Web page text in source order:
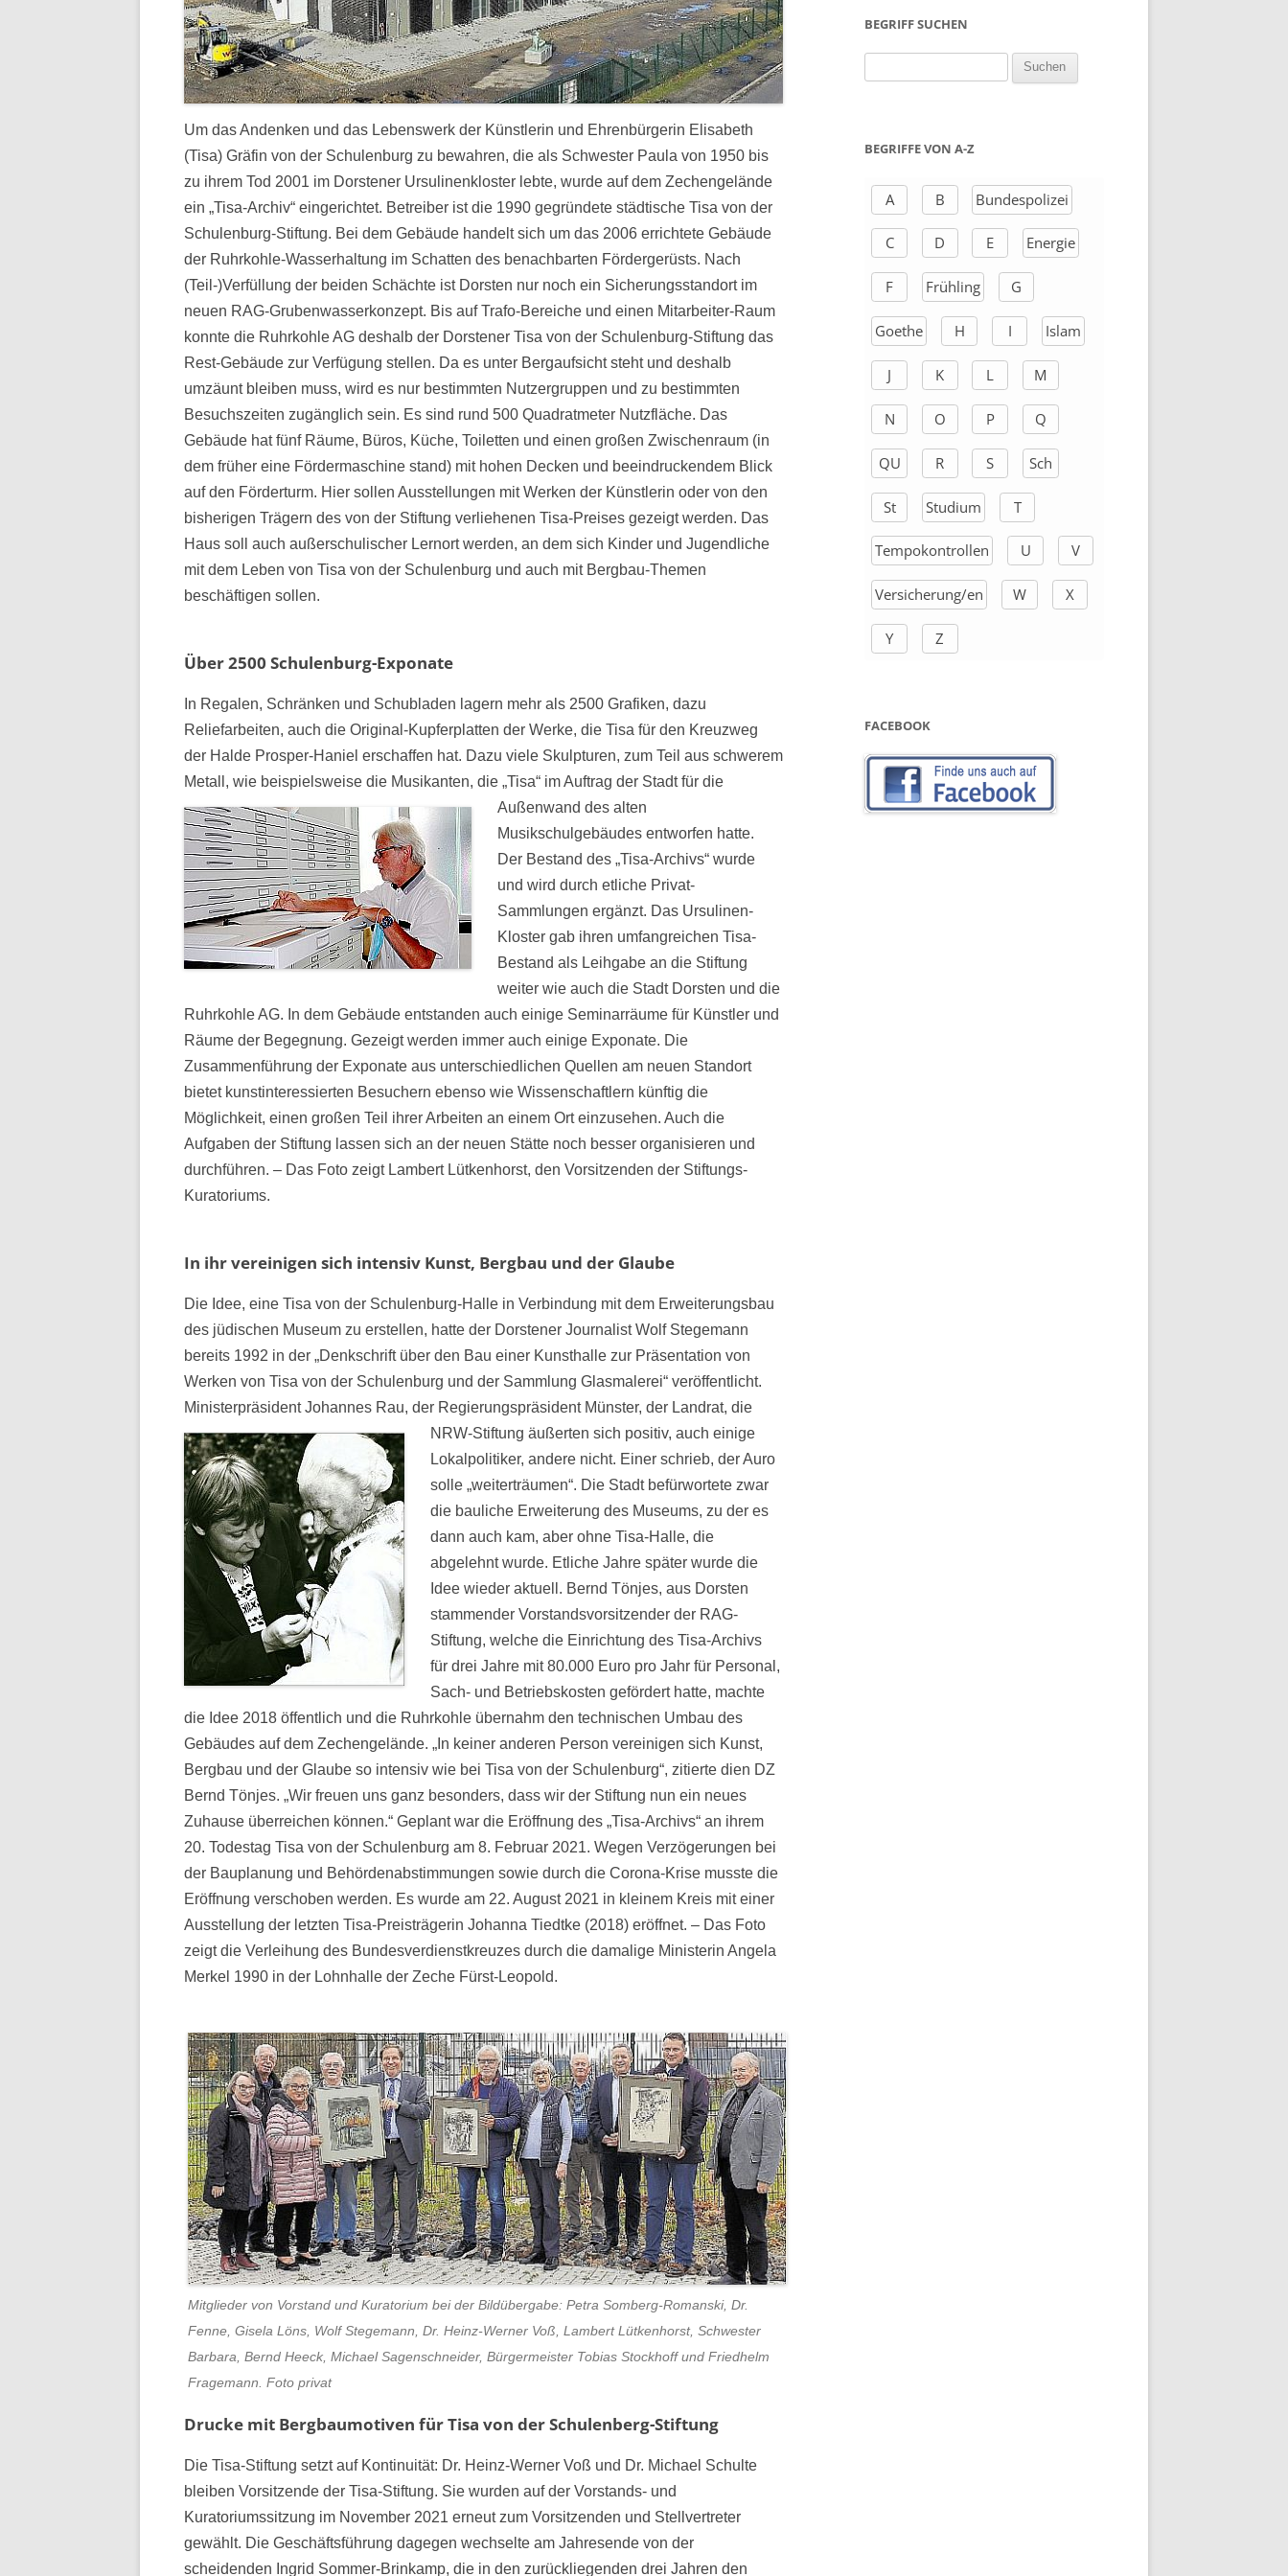
Um das Andenken und das Lebenswerk der Künstlerin und Ehrenbürgerin Elisabeth
(Tisa) Gräfin von der Schulenburg zu bewahren, die als Schwester Paula von 1950 bis
zu ihrem Tod 2001 im Dorstener Ursulinenkloster lebte, wurde auf dem Zechengelände
ein „Tisa-Archiv“ eingerichtet. Betreiber ist die 1990 gegründete städtische Tisa von der
Schulenburg-Stiftung. Bei dem Gebäude handelt sich um das 2006 errichtete Gebäude
der Ruhrkohle-Wasserhaltung im Schatten des benachbarten Fördergerüsts. Nach
(Teil-)Verfüllung der beiden Schächte ist Dorsten nur noch ein Sicherungsstandort im
neuen RAG-Grubenwasserkonzept. Bis auf Trafo-Bereiche und einen Mitarbeiter-Raum
konnte die Ruhrkohle AG deshalb der Dorstener Tisa von der Schulenburg-Stiftung das
Rest-Gebäude zur Verfügung stellen. Da es unter Bergaufsicht steht und deshalb
umzäunt bleiben muss, wird es nur bestimmten Nutzergruppen und zu bestimmten
Besuchszeiten zugänglich sein. Es sind rund 500 Quadratmeter Nutzfläche. Das
Gebäude hat fünf Räume, Büros, Küche, Toiletten und einen großen Zwischenraum (in
dem früher eine Fördermaschine stand) mit hohen Decken und beeindruckendem Blick
auf den Förderturm. Hier sollen Ausstellungen mit Werken der Künstlerin oder von den
bisherigen Trägern des von der Stiftung verliehenen Tisa-Preises gezeigt werden. Das
Haus soll auch außerschulischer Lernort werden, an dem sich Kinder und Jugendliche
mit dem Leben von Tisa von der Schulenburg und auch mit Bergbau-Themen
beschäftigen sollen.
Über 2500 Schulenburg-Exponate
In Regalen, Schränken und Schubladen lagern mehr als 2500 Grafiken, dazu
Reliefarbeiten, auch die Original-Kupferplatten der Werke, die Tisa für den Kreuzweg
der Halde Prosper-Haniel erschaffen hat. Dazu viele Skulpturen, zum Teil aus schwerem
Metall, wie beispielsweise die Musikanten, die „Tisa“ im Auftrag der Stadt für die
Außenwand des alten
Musikschulgebäudes entworfen hatte.
Der Bestand des „Tisa-Archivs“ wurde
und wird durch etliche Privat-
Sammlungen ergänzt. Das Ursulinen-
Kloster gab ihren umfangreichen Tisa-
Bestand als Leihgabe an die Stiftung
weiter wie auch die Stadt Dorsten und die
Ruhrkohle AG. In dem Gebäude entstanden auch einige Seminarräume für Künstler und
Räume der Begegnung. Gezeigt werden immer auch einige Exponate. Die
Zusammenführung der Exponate aus unterschiedlichen Quellen am neuen Standort
bietet kunstinteressierten Besuchern ebenso wie Wissenschaftlern künftig die
Möglichkeit, einen großen Teil ihrer Arbeiten an einem Ort einzusehen. Auch die
Aufgaben der Stiftung lassen sich an der neuen Stätte noch besser organisieren und
durchführen. – Das Foto zeigt Lambert Lütkenhorst, den Vorsitzenden der Stiftungs-
Kuratoriums.
In ihr vereinigen sich intensiv Kunst, Bergbau und der Glaube
Die Idee, eine Tisa von der Schulenburg-Halle in Verbindung mit dem Erweiterungsbau
des jüdischen Museum zu erstellen, hatte der Dorstener Journalist Wolf Stegemann
bereits 1992 in der „Denkschrift über den Bau einer Kunsthalle zur Präsentation von
Werken von Tisa von der Schulenburg und der Sammlung Glasmalerei“ veröffentlicht.
Ministerpräsident Johannes Rau, der Regierungspräsident Münster, der Landrat, die
NRW-Stiftung äußerten sich positiv,auch einige
Lokalpolitiker, andere nicht. Einer schrieb, der Auro
solle „weiterträumen“. Die Stadt befürwortete zwar
die bauliche Erweiterung des Museums, zu der es
dann auch kam, aber ohne Tisa-Halle, die
abgelehnt wurde. Etliche Jahre später wurde die
Idee wieder aktuell. Bernd Tönjes, aus Dorsten
stammender Vorstandsvorsitzender der RAG-
Stiftung, welche die Einrichtung des Tisa-Archivs
für drei Jahre mit 80.000 Euro pro Jahr für Personal,
Sach- und Betriebskosten gefördert hatte, machte
die Idee 2018 öffentlich und die Ruhrkohle übernahm den technischen Umbau des
Gebäudes auf dem Zechengelände. „In keiner anderen Person vereinigen sich Kunst,
Bergbau und der Glaube so intensiv wie bei Tisa von der Schulenburg“, zitierte dien DZ
Bernd Tönjes. „Wir freuen uns ganz besonders, dass wir der Stiftung nun ein neues
Zuhause überreichen können.“ Geplant war die Eröffnung des „Tisa-Archivs“ an ihrem
20. Todestag Tisa von der Schulenburg am 8. Februar 2021. Wegen Verzögerungen bei
der Bauplanung und Behördenabstimmungen sowie durch die Corona-Krise musste die
Eröffnung verschoben werden. Es wurde am 22. August 2021 in kleinem Kreis mit einer
Ausstellung der letzten Tisa-Preisträgerin Johanna Tiedtke (2018) eröffnet. – Das Foto
zeigt die Verleihung des Bundesverdienstkreuzes durch die damalige Ministerin Angela
Merkel 1990 in der Lohnhalle der Zeche Fürst-Leopold.
Mitglieder von Vorstand und Kuratorium bei der Bildübergabe: Petra Somberg-Romanski, Dr.
Fenne, Gisela Löns, Wolf Stegemann, Dr. Heinz-Werner Voß, Lambert Lütkenhorst, Schwester
Barbara, Bernd Heeck, Michael Sagenschneider, Bürgermeister Tobias Stockhoff und Friedhelm
Fragemann. Foto privat
Drucke mit Bergbaumotiven für Tisa von der Schulenberg-Stiftung
Die Tisa-Stiftung setzt auf Kontinuität: Dr. Heinz-Werner Voß und Dr. Michael Schulte
bleiben Vorsitzende der Tisa-Stiftung. Sie wurden auf der Vorstands- und
Kuratoriumssitzung im November 2021 erneut zum Vorsitzenden und Stellvertreter
gewählt. Die Geschäftsführung dagegen wechselte am Jahresende von der
scheidenden Ingrid Sommer-Brinkamp, die in den zurückliegenden drei Jahren den
BEGRIFF SUCHEN
h
h
BEGRIFFE VON A-Z
A B Bundespolizei
C D E Energie
F Frühling G
Goethe H I Islam
J K L M
N O P Q
QU R S Sch
St Studium T
Tempokontrollen U V
Versicherung/en W X
Y Z
FACEBOOK